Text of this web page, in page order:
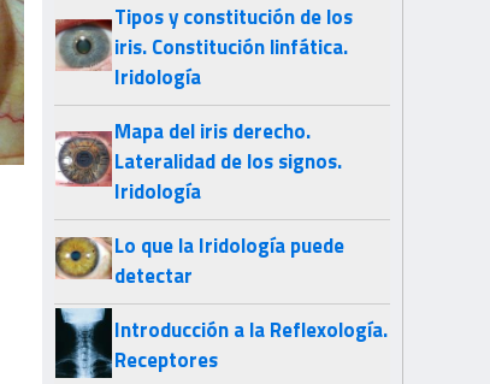
Tipos y constitución de los
iris. Constitución linfática.
Iridología
Mapa del iris derecho.
Lateralidad de los signos.
Iridología
Lo que la Iridología puede
detectar
Introducción a la Reflexología.
Receptores